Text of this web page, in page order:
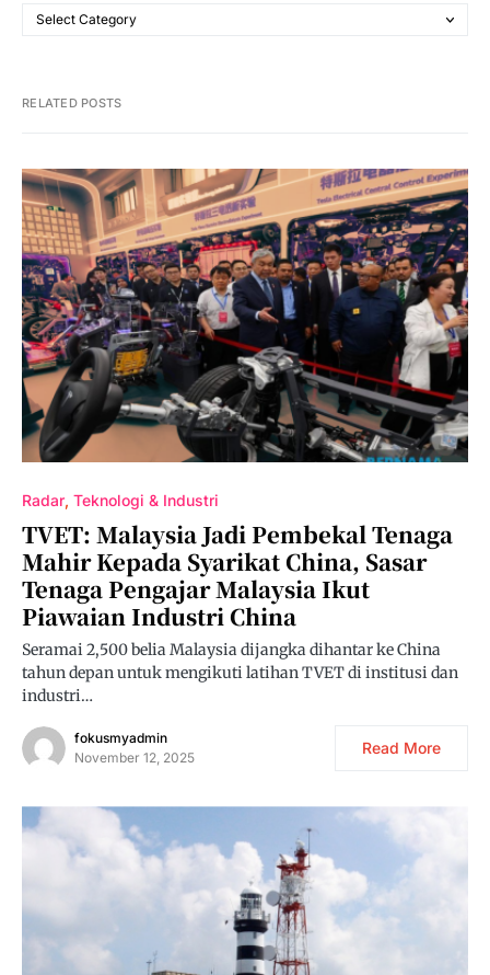
RELATED POSTS
Radar Teknologi & Industri
TVET: Malaysia Jadi Pembekal Tenaga
Mahir Kepada Syarikat China, Sasar
Tenaga Pengajar Malaysia Ikut
Piawaian Industri China
Seramai 2,500 belia Malaysia dijangka dihantar ke China
tahun depan untuk mengikuti latihan TVET di institusi dan
industri…
fokusmyadmin
November 12, 2025
Read More